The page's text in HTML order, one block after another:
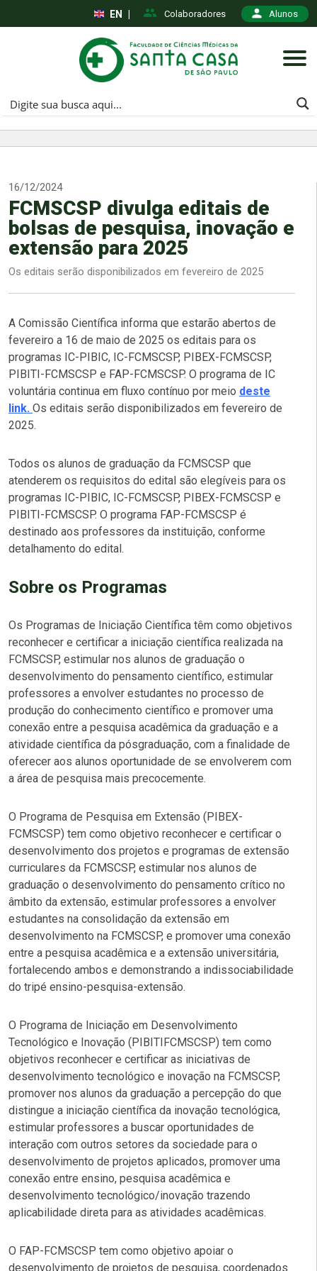
Colaboradores Alunos
EN
16/12/2024
FCMSCSP divulga editais de
bolsas de pesquisa, inovação e
extensão para 2025
Os editais serão disponibilizados em fevereiro de 2025
A Comissão Científica informa que estarão abertos de
fevereiro a 16 de maio de 2025 os editais para os
programas IC-PIBIC, IC-FCMSCSP, PIBEX-FCMSCSP,
PIBITI-FCMSCSP e FAP-FCMSCSP. O programa de IC
voluntária continua em fluxo contínuo por meio deste
link. Os editais serão disponibilizados em fevereiro de
2025.
Todos os alunos de graduação da FCMSCSP que
atenderem os requisitos do edital são elegíveis para os
programas IC-PIBIC, IC-FCMSCSP, PIBEX-FCMSCSP e
PIBITI-FCMSCSP. O programa FAP-FCMSCSP é
destinado aos professores da instituição, conforme
detalhamento do edital.
Sobre os Programas
Os Programas de Iniciação Científica têm como objetivos
reconhecer e certificar a iniciação científica realizada na
FCMSCSP, estimular nos alunos de graduação o
desenvolvimento do pensamento científico, estimular
professores a envolver estudantes no processo de
produção do conhecimento científico e promover uma
conexão entre a pesquisa acadêmica da graduação e a
atividade científica da pósgraduação, com a finalidade de
oferecer aos alunos oportunidade de se envolverem com
a área de pesquisa mais precocemente.
O Programa de Pesquisa em Extensão (PIBEX-
FCMSCSP) tem como objetivo reconhecer e certificar o
desenvolvimento dos projetos e programas de extensão
curriculares da FCMSCSP, estimular nos alunos de
graduação o desenvolvimento do pensamento crítico no
âmbito da extensão, estimular professores a envolver
estudantes na consolidação da extensão em
desenvolvimento na FCMSCSP, e promover uma conexão
entre a pesquisa acadêmica e a extensão universitária,
fortalecendo ambos e demonstrando a indissociabilidade
do tripé ensino-pesquisa-extensão.
O Programa de Iniciação em Desenvolvimento
Tecnológico e Inovação (PIBITIFCMSCSP) tem como
objetivos reconhecer e certificar as iniciativas de
desenvolvimento tecnológico e inovação na FCMSCSP,
promover nos alunos da graduação a percepção do que
distingue a iniciação científica da inovação tecnológica,
estimular professores a buscar oportunidades de
interação com outros setores da sociedade para o
desenvolvimento de projetos aplicados, promover uma
conexão entre ensino, pesquisa acadêmica e
desenvolvimento tecnológico/inovação trazendo
aplicabilidade direta para as atividades acadêmicas.
O FAP-FCMSCSP tem como objetivo apoiar o
desenvolvimento de projetos de pesquisa, coordenados